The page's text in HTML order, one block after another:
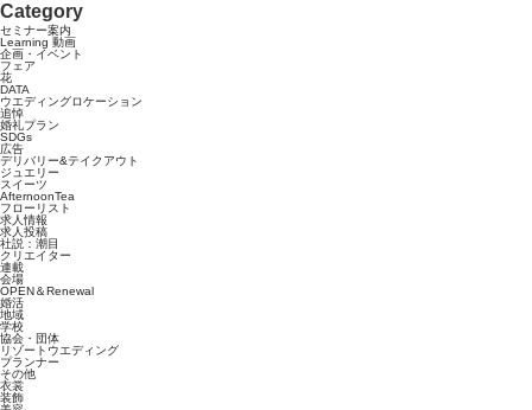
Category
セミナー案内
Learning 動画
企画・イベント
フェア
花
DATA
ウエディングロケーション
追悼
婚礼プラン
SDGs
広告
デリバリー&テイクアウト
ジュエリー
スイーツ
AfternoonTea
フローリスト
求人情報
求人投稿
社説：潮目
クリエイター
連載
会場
OPEN＆Renewal
婚活
地域
学校
協会・団体
リゾートウエディング
プランナー
その他
衣裳
装飾